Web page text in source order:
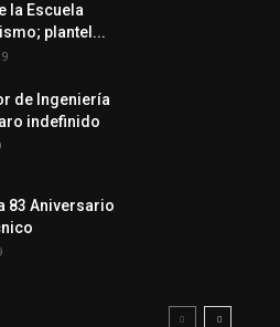
la Escuela
plantel...
de Ingeniería
indefinido
83 Aniversario